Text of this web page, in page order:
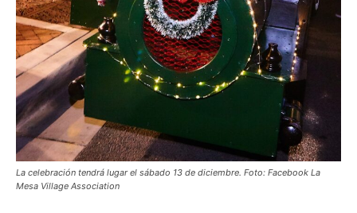
La celebración tendrá lugar el sábado 13 de diciembre. Foto: Facebook La
Mesa Village Association